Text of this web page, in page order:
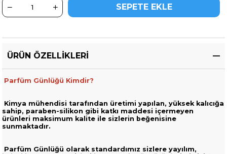
ÜRÜN ÖZELLIKLERI
Parfüm Günlüğü Kimdir?
Kimya mühendisi tarafından üretimi yapılan, yüksek kalıcığa
sahip, paraben-silikon gibi katkı maddesi içermeyen
ürünleri maksimum kalite ile sizlerin beğenisine
sunmaktadır.
Parfüm Günlüğü olarak standardımız sizlere yayılım,